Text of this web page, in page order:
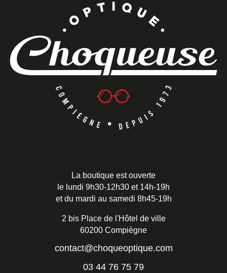
La boutique est ouverte
le lundi 9h30-12h30 et 14h-19h
et du mardi au samedi 8h45-19h
2 bis Place de l'Hôtel de ville
60200 Compiègne
contact@choqueoptique.com
03 44 76 75 79